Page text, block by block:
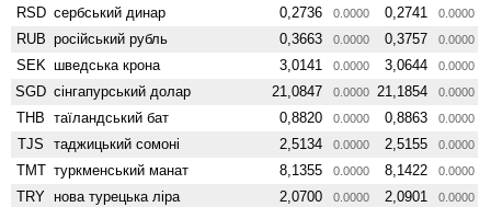
RSD сербський динар 0,2736 0.0000 0,2741 0.0000
RUB російський рубль 0,3663 0.0000 0,3757 0.0000
SEK шведська крона 3,0141 0.0000 3,0644 0.0000
SGD сінгапурський долар 21,0847 0.0000 21,1854 0.0000
THB таїландський бат 0,8820 0.0000 0,8863 0.0000
TJS таджицький сомоні 2,5134 0.0000 2,5155 0.0000
TMT туркменський манат 8,1355 0.0000 8,1422 0.0000
TRY нова турецька ліра 2,0700 0.0000 2,0901 0.0000